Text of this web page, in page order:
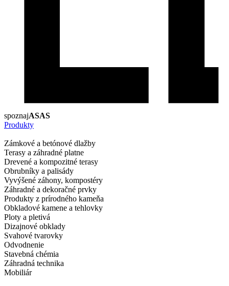
spoznajASAS
Produkty
Zámkové a betónové dlažby
Terasy a záhradné platne
Drevené a kompozitné terasy
Obrubníky a palisády
Vyvýšené záhony, kompostéry
Záhradné a dekoračné prvky
Produkty z prírodného kameňa
Obkladové kamene a tehlovky
Ploty a pletivá
Dizajnové obklady
Svahové tvarovky
Odvodnenie
Stavebná chémia
Záhradná technika
Mobiliár